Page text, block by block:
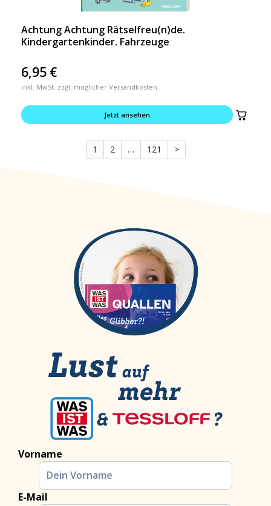
Achtung Achtung Rätselfreu(n)de.
Kindergartenkinder. Fahrzeuge
6,95 €
inkl. MwSt. zzgl. möglicher Versandkosten
Jetzt ansehen
1 2 … 121 >
Vorname
E-Mail